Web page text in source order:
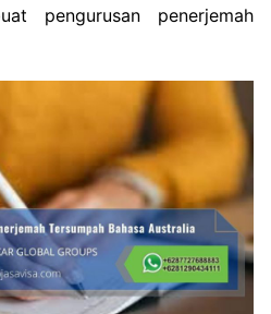
pengurusan penerjemah